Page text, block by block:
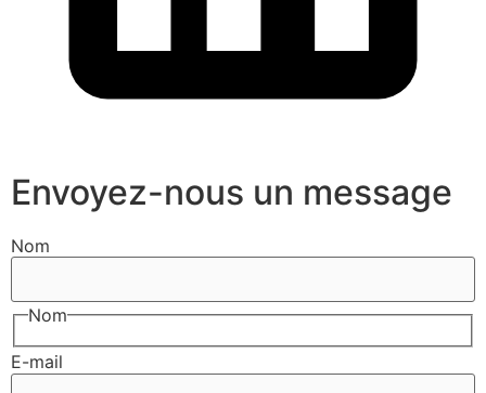
Envoyez-nous un message
Nom
Nom
E-mail